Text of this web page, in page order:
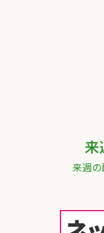
来
来週